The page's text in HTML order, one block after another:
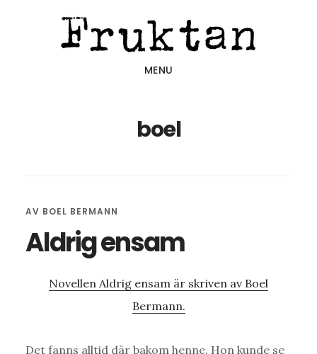
MENU
boel
AV BOEL BERMANN
Aldrig ensam
Novellen Aldrig ensam är skriven av Boel
Bermann.
Det fanns alltid där bakom henne. Hon kunde se